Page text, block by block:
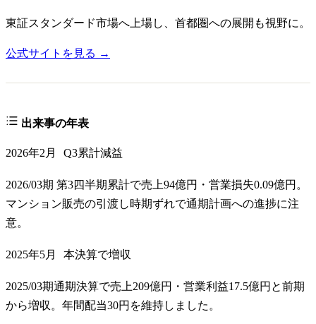
東証スタンダード市場へ上場し、首都圏への展開も視野に。
公式サイトを見る →
出来事の年表
2026年2月 Q3累計減益
2026/03期 第3四半期累計で売上94億円・営業損失0.09億円。
マンション販売の引渡し時期ずれで通期計画への進捗に注
意。
2025年5月 本決算で増収
2025/03期通期決算で売上209億円・営業利益17.5億円と前期
から増収。年間配当30円を維持しました。